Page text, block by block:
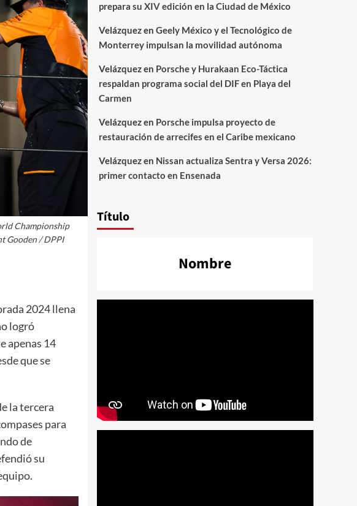
Championship
Gooden / DPPI
2024 llena
logró
apenas 14
que se
la tercera
para
de
su
prepara su XIV edición en la Ciudad de México
Velázquezen Geely México y el Tecnológico de
Monterrey impulsan la movilidad autónoma
Velázquezen Porsche y Hurakaan Eco-Táctica
respaldan programa social del DIF en Playa del
Carmen
Velázquezen Porsche impulsa proyecto de
restauración de arrecifes en el Caribe mexicano
Velázquezen Nissan actualiza Sentra y Versa 2026:
primer contacto en Ensenada
Título
Nombre